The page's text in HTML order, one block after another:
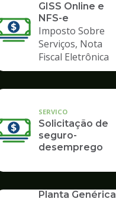
GISS Online e
NFS-e
Imposto Sobre
Serviços, Nota
Fiscal Eletrônica
SERVICO
Solicitação de
seguro-
desemprego
Planta Genérica